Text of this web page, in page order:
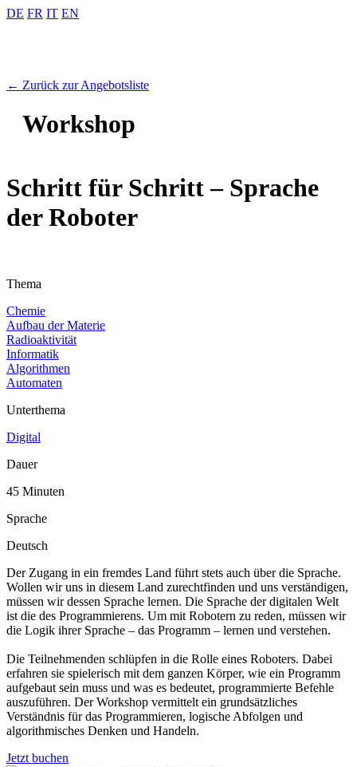
DE FR IT EN
← Zurück zur Angebotsliste
Workshop
Schritt für Schritt – Sprache
der Roboter
Thema
Chemie
Aufbau der Materie
Radioaktivität
Informatik
Algorithmen
Automaten
Unterthema
Digital
Dauer
45 Minuten
Sprache
Deutsch
Der Zugang in ein fremdes Land führt stets auch über die Sprache.
Wollen wir uns in diesem Land zurechtfinden und uns verständigen,
müssen wir dessen Sprache lernen. Die Sprache der digitalen Welt
ist die des Programmierens. Um mit Robotern zu reden, müssen wir
die Logik ihrer Sprache – das Programm – lernen und verstehen.
Die Teilnehmenden schlüpfen in die Rolle eines Roboters. Dabei
erfahren sie spielerisch mit dem ganzen Körper, wie ein Programm
aufgebaut sein muss und was es bedeutet, programmierte Befehle
auszuführen. Der Workshop vermittelt ein grundsätzliches
Verständnis für das Programmieren, logische Abfolgen und
algorithmisches Denken und Handeln.
Jetzt buchen